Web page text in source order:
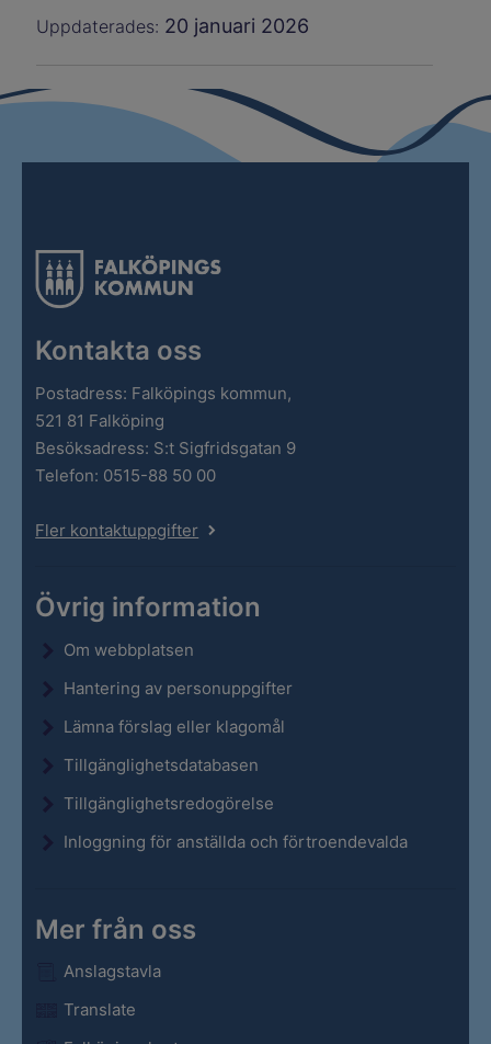
Uppdaterades: 20 januari 2026
Kontakta oss
Postadress: Falköpings kommun,
521 81 Falköping
Besöksadress: S:t Sigfridsgatan 9
Telefon: 0515-88 50 00
Fler kontaktuppgifter
Övrig information
Om webbplatsen
Hantering av personuppgifter
Lämna förslag eller klagomål
Tillgänglighetsdatabasen
Tillgänglighetsredogörelse
Inloggning för anställda och förtroendevalda
Mer från oss
Anslagstavla
Translate